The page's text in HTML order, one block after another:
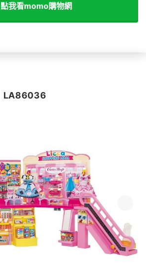
點我看momo購物網
LA86036